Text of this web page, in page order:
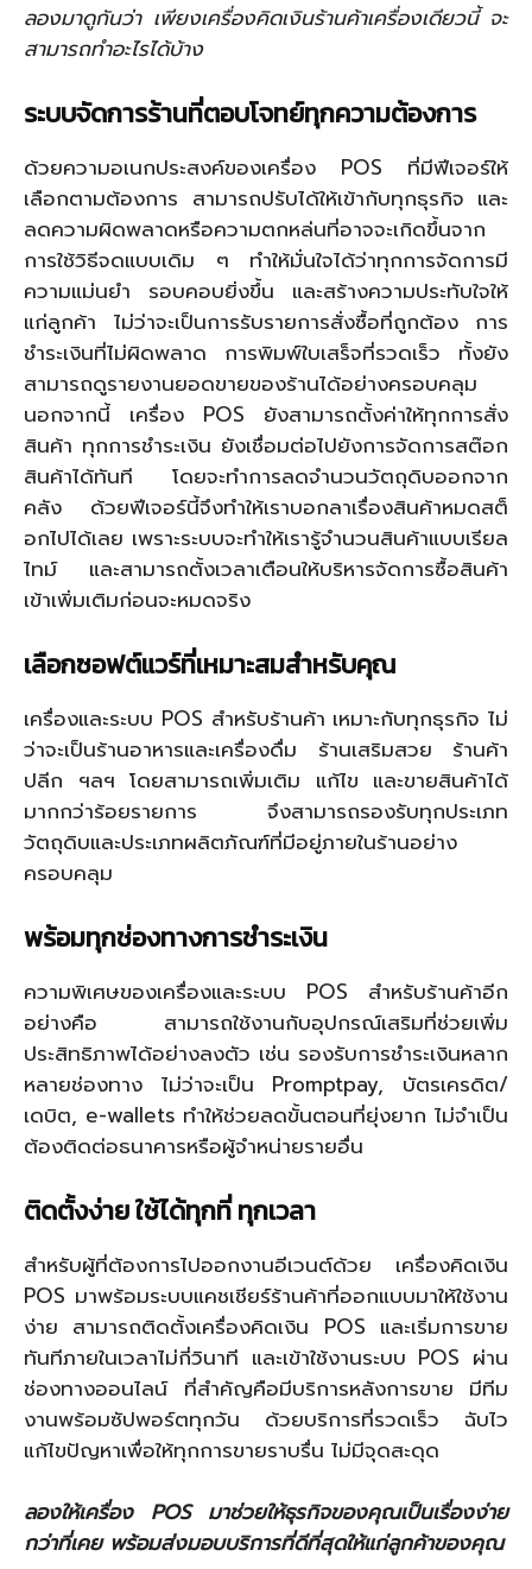
ลองมาดูกันว่า เพียงเครื่องคิดเงินร้านค้าเครื่องเดียวนี้ จะ
สามารถทำอะไรได้บ้าง
ระบบจัดการร้านที่ตอบโจทย์ทุกความต้องการ
ด้วยความอเนกประสงค์ของเครื่อง POS ที่มีฟีเจอร์ให้
เลือกตามต้องการ สามารถปรับได้ให้เข้ากับทุกธุรกิจ และ
ลดความผิดพลาดหรือความตกหล่นที่อาจจะเกิดขึ้นจาก
การใช้วิธีจดแบบเดิม ๆ ทำให้มั่นใจได้ว่าทุกการจัดการมี
ความแม่นยำ รอบคอบยิ่งขึ้น และสร้างความประทับใจให้
แก่ลูกค้า ไม่ว่าจะเป็นการรับรายการสั่งซื้อที่ถูกต้อง การ
ชำระเงินที่ไม่ผิดพลาด การพิมพ์ใบเสร็จที่รวดเร็ว ทั้งยัง
สามารถดูรายงานยอดขายของร้านได้อย่างครอบคลุม
นอกจากนี้ เครื่อง POS ยังสามารถตั้งค่าให้ทุกการสั่ง
สินค้า ทุกการชำระเงิน ยังเชื่อมต่อไปยังการจัดการสต๊อก
สินค้าได้ทันที โดยจะทำการลดจำนวนวัตถุดิบออกจาก
คลัง ด้วยฟีเจอร์นี้จึงทำให้เราบอกลาเรื่องสินค้าหมดสต็
อกไปได้เลย เพราะระบบจะทำให้เรารู้จำนวนสินค้าแบบเรียล
ไทม์ และสามารถตั้งเวลาเตือนให้บริหารจัดการซื้อสินค้า
เข้าเพิ่มเติมก่อนจะหมดจริง
เลือกซอฟต์แวร์ที่เหมาะสมสำหรับคุณ
เครื่องและระบบ POS สำหรับร้านค้า เหมาะกับทุกธุรกิจ ไม่
ว่าจะเป็นร้านอาหารและเครื่องดื่ม ร้านเสริมสวย ร้านค้า
ปลีก ฯลฯ โดยสามารถเพิ่มเติม แก้ไข และขายสินค้าได้
มากกว่าร้อยรายการ จึงสามารถรองรับทุกประเภท
วัตถุดิบและประเภทผลิตภัณฑ์ที่มีอยู่ภายในร้านอย่าง
ครอบคลุม
พร้อมทุกช่องทางการชำระเงิน
ความพิเศษของเครื่องและระบบ POS สำหรับร้านค้าอีก
อย่างคือ สามารถใช้งานกับอุปกรณ์เสริมที่ช่วยเพิ่ม
ประสิทธิภาพได้อย่างลงตัว เช่น รองรับการชำระเงินหลาก
หลายช่องทาง ไม่ว่าจะเป็น Promptpay, บัตรเครดิต/
เดบิต, e-wallets ทำให้ช่วยลดขั้นตอนที่ยุ่งยาก ไม่จำเป็น
ต้องติดต่อธนาคารหรือผู้จำหน่ายรายอื่น
ติดตั้งง่าย ใช้ได้ทุกที่ ทุกเวลา
สำหรับผู้ที่ต้องการไปออกงานอีเวนต์ด้วย เครื่องคิดเงิน
POS มาพร้อมระบบแคชเชียร์ร้านค้าที่ออกแบบมาให้ใช้งาน
ง่าย สามารถติดตั้งเครื่องคิดเงิน POS และเริ่มการขาย
ทันทีภายในเวลาไม่กี่วินาที และเข้าใช้งานระบบ POS ผ่าน
ช่องทางออนไลน์ ที่สำคัญคือมีบริการหลังการขาย มีทีม
งานพร้อมซัปพอร์ตทุกวัน ด้วยบริการที่รวดเร็ว ฉับไว
แก้ไขปัญหาเพื่อให้ทุกการขายราบรื่น ไม่มีจุดสะดุด
ลองให้เครื่อง POS มาช่วยให้ธุรกิจของคุณเป็นเรื่องง่าย
กว่าที่เคย พร้อมส่งมอบบริการที่ดีที่สุดให้แก่ลูกค้าของคุณ